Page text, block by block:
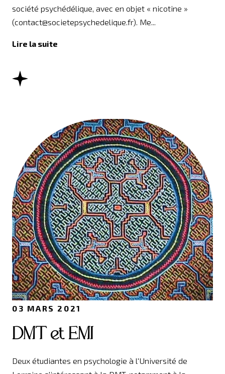
société psychédélique, avec en objet « nicotine »
(contact@societepsychedelique.fr). Me...
Lire la suite
03 MARS 2021
DMT et EMI
Deux étudiantes en psychologie à l'Université de